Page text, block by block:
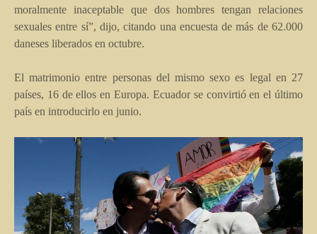
moralmente inaceptable que dos hombres tengan relaciones
sexuales entre sí”, dijo, citando una encuesta de más de 62.000
daneses liberados en octubre.
El matrimonio entre personas del mismo sexo es legal en 27
países, 16 de ellos en Europa. Ecuador se convirtió en el último
país en introducirlo en junio.